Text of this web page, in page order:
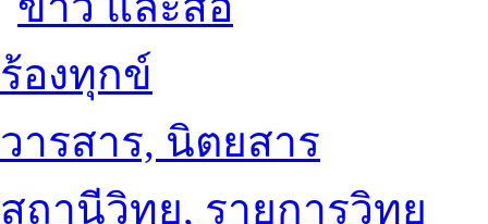
ร้องทุกข์
วารสาร, นิตยสาร
สถานีวิทยุ, รายการวิทยุ